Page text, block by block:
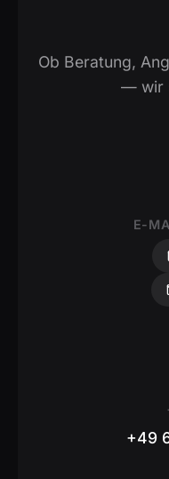
Ob Beratung,
— wir
E-
+49